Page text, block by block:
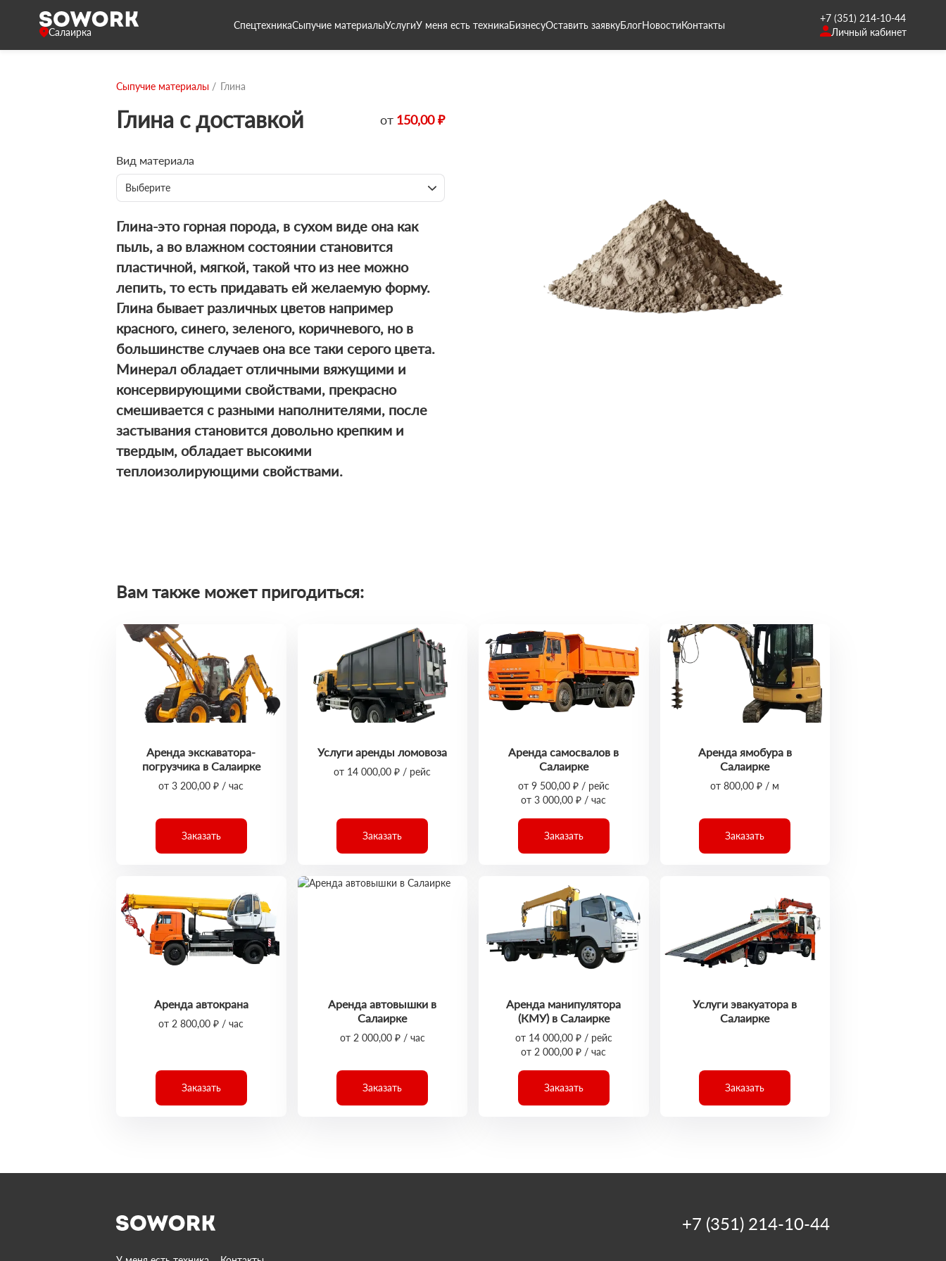
Салаирка
СпецтехникаСыпучие материалыУслугиУ меня есть техникаБизнесуОставить заявкуБлогНовостиКонтакты
+7 (351) 214-10-44
Личный кабинет
Сыпучие материалы Глина
Глина с доставкой от 150,00 ₽
Вид материала
Выберите
Глина-это горная порода, в сухом виде она как
пыль, а во влажном состоянии становится
пластичной, мягкой, такой что из нее можно
лепить, то есть придавать ей желаемую форму.
Глина бывает различных цветов например
красного, синего, зеленого, коричневого, но в
большинстве случаев она все таки серого цвета.
Минерал обладает отличными вяжущими и
консервирующими свойствами, прекрасно
смешивается с разными наполнителями, после
застывания становится довольно крепким и
твердым, обладает высокими
теплоизолирующими свойствами.
Вам также может пригодиться:
Аренда экскаватора-
погрузчика в Салаирке
от 3 200,00 ₽ / час
Заказать
Услуги аренды ломовоза
от 14 000,00 ₽ / рейс
Заказать
Аренда самосвалов в
Салаирке
от 9 500,00 ₽ / рейс
от 3 000,00 ₽ / час
Заказать
Аренда ямобура в
Салаирке
от 800,00 ₽ / м
Заказать
Аренда автокрана
от 2 800,00 ₽ / час
Заказать
Аренда автовышки в
Салаирке
от 2 000,00 ₽ / час
Заказать
Аренда манипулятора
(КМУ) в Салаирке
от 14 000,00 ₽ / рейс
от 2 000,00 ₽ / час
Заказать
Услуги эвакуатора в
Салаирке
Заказать
+7 (351) 214-10-44